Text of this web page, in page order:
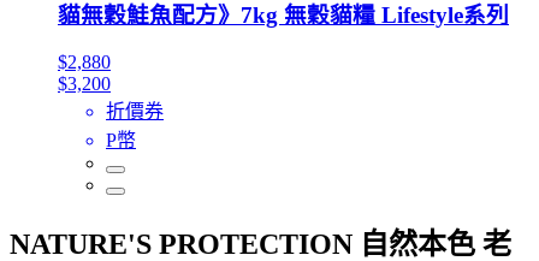
貓無穀鮭魚配方》7kg 無穀貓糧 Lifestyle系列
$2,880
$3,200
折價券
P幣
NATURE'S PROTECTION 自然本色 老